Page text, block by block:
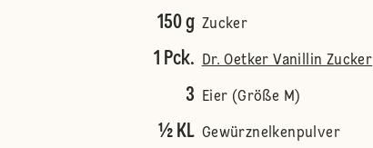
150 g Zucker
1 Pck. Dr. Oetker Vanillin Zucker
3 Eier (Größe M)
½ KL Gewürznelkenpulver